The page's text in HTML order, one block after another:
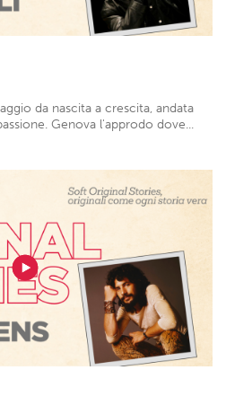
da nascita a crescita, andata
Genova l'approdo dove...